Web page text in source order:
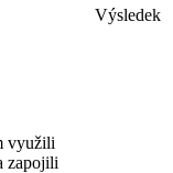
Výsledek
využili
zapojili